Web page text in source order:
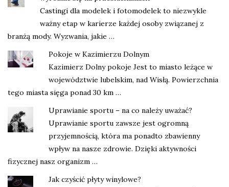
Castingi dla modelek i fotomodelek to niezwykle
ważny etap w karierze każdej osoby związanej z
branżą mody. Wyzwania, jakie …
Pokoje w Kazimierzu Dolnym
Kazimierz Dolny pokoje Jest to miasto leżące w
województwie lubelskim, nad Wisłą. Powierzchnia
tego miasta sięga ponad 30 km …
Uprawianie sportu – na co należy uważać?
Uprawianie sportu zawsze jest ogromną
przyjemnością, która ma ponadto zbawienny
wpływ na nasze zdrowie. Dzięki aktywności
fizycznej nasz organizm …
Jak czyścić płyty winylowe?